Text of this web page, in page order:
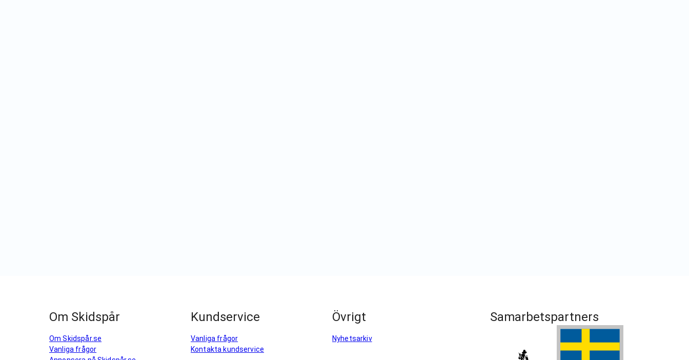
Om Skidspår
Om Skidspår.se
Vanliga frågor
Kundservice
Vanliga frågor
Kontakta kundservice
Övrigt
Nyhetsarkiv
Samarbetspartners